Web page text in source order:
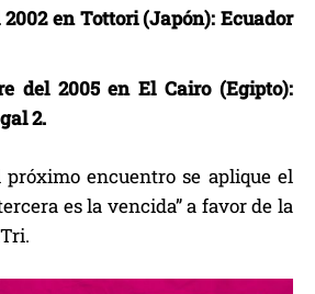
en Tottori (Japón): Ecuador
del 2005 en El Cairo (Egipto):
2.
próximo encuentro se aplique el
es la vencida” a favor de la